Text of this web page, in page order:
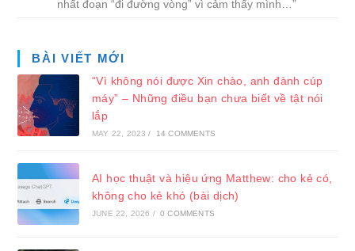
nhất đoạn “đi đường vòng” vì cảm thấy mình…”
BÀI VIẾT MỚI
“Vì không nói được Xin chào, anh đành cúp
máy” – Những điều bạn chưa biết về tật nói
lắp
MAY 22, 2023 / 14 COMMENTS
AI học thuật và hiệu ứng Matthew: cho kẻ có,
không cho kẻ khó (bài dịch)
JUNE 22, 2026 / 0 COMMENTS